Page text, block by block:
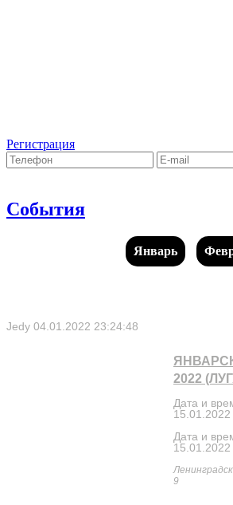
Регистрация
События
Январь
Jedy 04.01.2022 23:24:48
2022
Дата и
Дата и
9